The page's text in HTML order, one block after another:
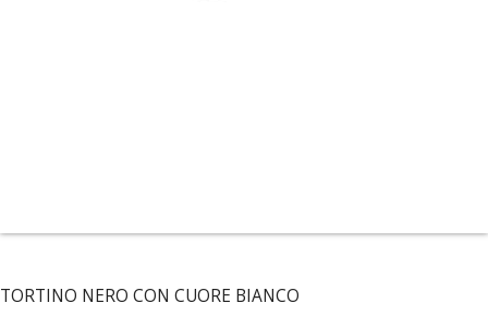
TORTINO NERO CON CUORE BIANCO